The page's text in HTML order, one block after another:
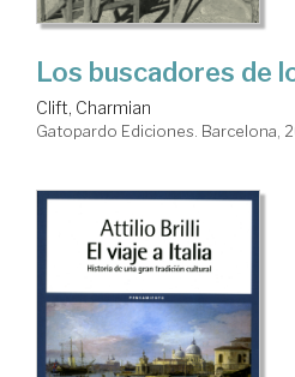
Los buscadores de
Clift, Charmian
Gatopardo Ediciones. Barcelona,